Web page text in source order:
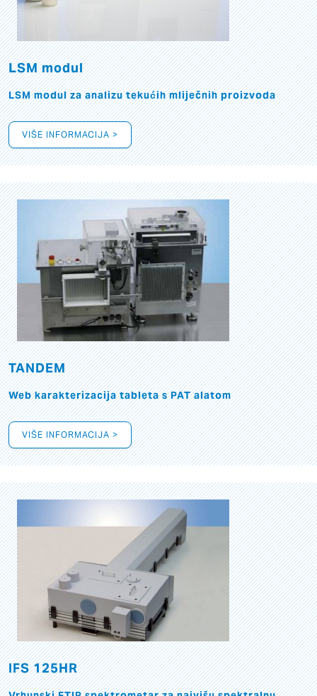
LSM modul
LSM modul za analizu tekućih mliječnih proizvoda
VIŠE INFORMACIJA >
TANDEM
Web karakterizacija tableta s PAT alatom
VIŠE INFORMACIJA >
IFS 125HR